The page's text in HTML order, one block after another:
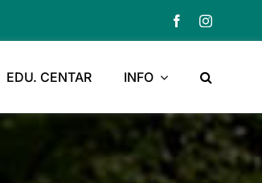
EDU. CENTAR INFO